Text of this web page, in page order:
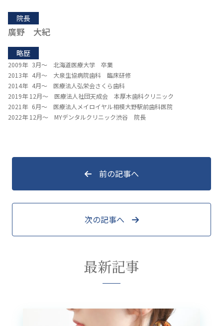
院長
廣野 大紀
略歴
2009年 3月～ 北海道医療大学 卒業
2013年 4月～ 大泉生協病院歯科 臨床研修
2014年 4月～ 医療法人弘栄会さくら歯科
2019年 12月～ 医療法人社団天成会 本厚木歯科クリニック
2021年 6月～ 医療法人メイロイヤル相模大野駅前歯科医院
2022年 12月～ MYデンタルクリニック渋谷 院長
前の記事へ
次の記事へ
最新記事